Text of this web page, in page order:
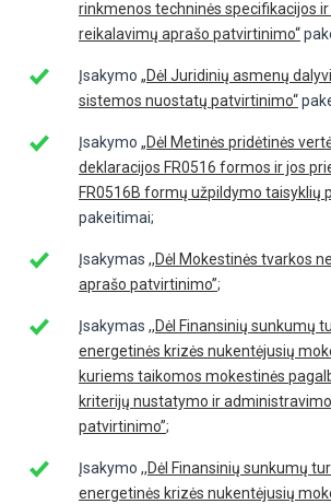
rinkmenos techninės specifikacijos
reikalavimų aprašo patvirtinimo“
Įsakymo „Dėl Juridinių asmenų
sistemos nuostatų patvirtinimo“
Įsakymo „Dėl Metinės pridėtinės
deklaracijos FR0516 formos ir jos
FR0516B formų užpildymo taisyklių
pakeitimai;
Įsakymas ,,Dėl Mokestinės tvarkos
aprašo patvirtinimo”;
Įsakymas ,,Dėl Finansinių sunkumų
energetinės krizės nukentėjusių
kuriems taikomos mokestinės
kriterijų nustatymo ir
patvirtinimo”;
Įsakymo ,,Dėl Finansinių sunkumų
energetinės krizės nukentėjusių